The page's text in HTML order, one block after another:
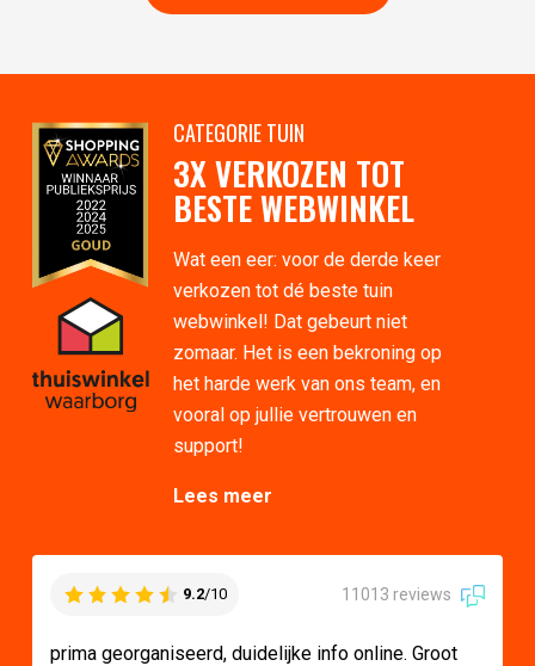
CATEGORIE TUIN
3X VERKOZEN TOT
BESTE WEBWINKEL
Wat een eer: voor de derde keer
verkozen tot dé beste tuin
webwinkel! Dat gebeurt niet
zomaar. Het is een bekroning op
het harde werk van ons team, en
vooral op jullie vertrouwen en
support!
Lees meer
9.2/10 11013 reviews
prima georganiseerd, duidelijke info online. Groot